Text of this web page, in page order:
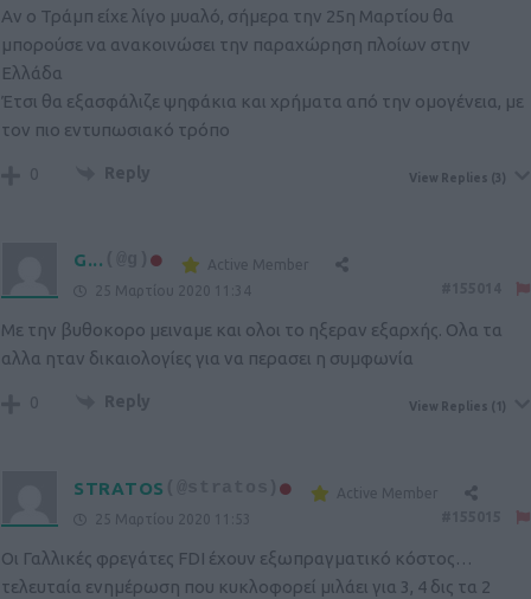
Αν ο Τράμπ είχε λίγο μυαλό, σήμερα την 25η Μαρτίου θα
μπορούσε να ανακοινώσει την παραχώρηση πλοίων στην
Ελλάδα
Έτσι θα εξασφάλιζε ψηφάκια και χρήματα από την ομογένεια, με
τον πιο εντυπωσιακό τρόπο
0 Reply View Replies (3)
G...
Active Member
25 Μαρτίου 2020 11:34
Με την βυθοκορο μειναμε και ολοι το ηξεραν εξαρχής. Ολα τα
αλλα ηταν δικαιολογίες για να περασει η συμφωνία
0 Reply View Replies (1)
STRATOS
Active Member
25 Μαρτίου 2020 11:53
Οι Γαλλικές φρεγάτες FDI έχουν εξωπραγματικό κόστος…
τελευταία ενημέρωση που κυκλοφορεί μιλάει για 3, 4 δις τα 2